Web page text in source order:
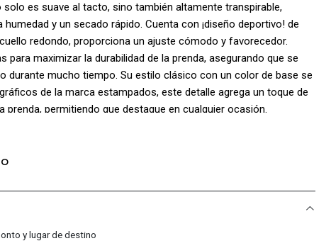
solo es suave al tacto, sino también altamente transpirable,
y un secado rápido. Cuenta con ¡diseño deportivo! de
redondo, proporciona un ajuste cómodo y favorecedor.
maximizar la durabilidad de la prenda, asegurando que se
durante mucho tiempo. Su estilo clásico con un color de base se
de la marca estampados, este detalle agrega un toque de
prenda, permitiendo que destaque en cualquier ocasión.
poliéster.
y lugar de destino